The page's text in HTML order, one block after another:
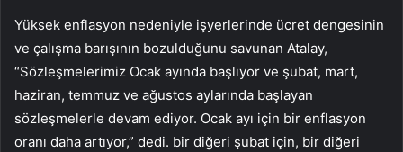
Yüksek enflasyon nedeniyle işyerlerinde ücret dengesinin
ve çalışma barışının bozulduğunu savunan Atalay,
“Sözleşmelerimiz Ocak ayında başlıyor ve şubat, mart,
haziran, temmuz ve ağustos aylarında başlayan
sözleşmelerle devam ediyor. Ocak ayı için bir enflasyon
oranı daha artıyor,” dedi. bir diğeri şubat için, bir diğeri